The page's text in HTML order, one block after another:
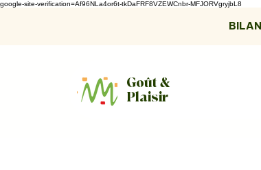
google-site-verification=Af96NLa4or6t-tkDaFRF8VZEWCnbr-MFJORVgryjbL8
Goût &
Plaisir